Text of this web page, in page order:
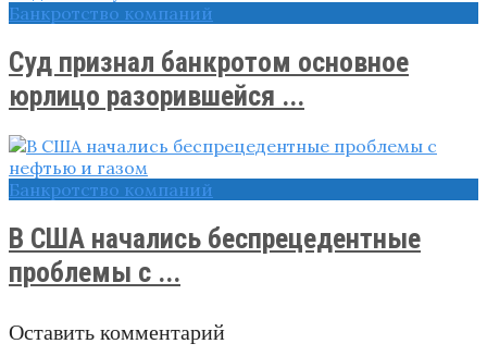
Банкротство компаний
Суд признал банкротом основное
юрлицо разорившейся ...
Банкротство компаний
В США начались беспрецедентные
проблемы с ...
Оставить комментарий